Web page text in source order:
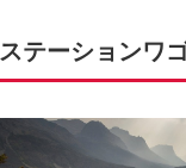
ステーションワ